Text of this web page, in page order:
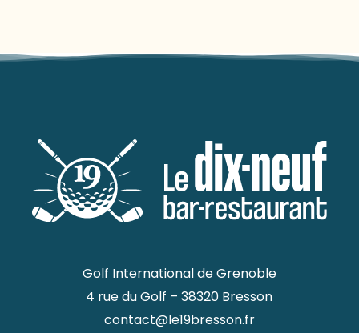
Golf International de Grenoble
4 rue du Golf – 38320 Bresson
contact@le19bresson.fr